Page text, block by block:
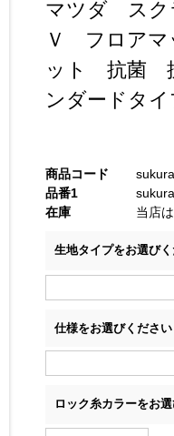
マツダ スク
Ｖ フロア
ット 抗菌
ンダードタ
商品コード
品番1
在庫
当店
生地タイプをお選び
仕様をお選びください
ロック糸カラーをお